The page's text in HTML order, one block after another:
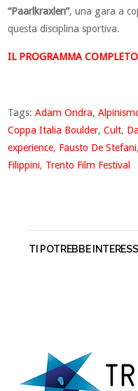
“Paarlkraxlen”, una gara a
questa disciplina sportiva.
IL PROGRAMMA COMPLETO
Tags:Adam Ondra,
Coppa Italia Boulder,Cult,
experience, Fausto De Stefani,
Filippini, Trento Film Festival
TI POTREBBE